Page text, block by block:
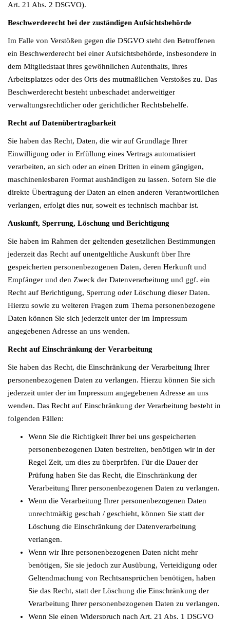
Art. 21 Abs. 2 DSGVO).
Beschwerderecht bei der zuständigen Aufsichtsbehörde
Im Falle von Verstößen gegen die DSGVO steht den Betroffenen
ein Beschwerderecht bei einer Aufsichtsbehörde, insbesondere in
dem Mitgliedstaat ihres gewöhnlichen Aufenthalts, ihres
Arbeitsplatzes oder des Orts des mutmaßlichen Verstoßes zu. Das
Beschwerderecht besteht unbeschadet anderweitiger
verwaltungsrechtlicher oder gerichtlicher Rechtsbehelfe.
Recht auf Datenübertragbarkeit
Sie haben das Recht, Daten, die wir auf Grundlage Ihrer
Einwilligung oder in Erfüllung eines Vertrags automatisiert
verarbeiten, an sich oder an einen Dritten in einem gängigen,
maschinenlesbaren Format aushändigen zu lassen. Sofern Sie die
direkte Übertragung der Daten an einen anderen Verantwortlichen
verlangen, erfolgt dies nur, soweit es technisch machbar ist.
Auskunft, Sperrung, Löschung und Berichtigung
Sie haben im Rahmen der geltenden gesetzlichen Bestimmungen
jederzeit das Recht auf unentgeltliche Auskunft über Ihre
gespeicherten personenbezogenen Daten, deren Herkunft und
Empfänger und den Zweck der Datenverarbeitung und ggf. ein
Recht auf Berichtigung, Sperrung oder Löschung dieser Daten.
Hierzu sowie zu weiteren Fragen zum Thema personenbezogene
Daten können Sie sich jederzeit unter der im Impressum
angegebenen Adresse an uns wenden.
Recht auf Einschränkung der Verarbeitung
Sie haben das Recht, die Einschränkung der Verarbeitung Ihrer
personenbezogenen Daten zu verlangen. Hierzu können Sie sich
jederzeit unter der im Impressum angegebenen Adresse an uns
wenden. Das Recht auf Einschränkung der Verarbeitung besteht in
folgenden Fällen:
Wenn Sie die Richtigkeit Ihrer bei uns gespeicherten
personenbezogenen Daten bestreiten, benötigen wir in der
Regel Zeit, um dies zu überprüfen. Für die Dauer der
Prüfung haben Sie das Recht, die Einschränkung der
Verarbeitung Ihrer personenbezogenen Daten zu verlangen.
Wenn die Verarbeitung Ihrer personenbezogenen Daten
unrechtmäßig geschah / geschieht, können Sie statt der
Löschung die Einschränkung der Datenverarbeitung
verlangen.
Wenn wir Ihre personenbezogenen Daten nicht mehr
benötigen, Sie sie jedoch zur Ausübung, Verteidigung oder
Geltendmachung von Rechtsansprüchen benötigen, haben
Sie das Recht, statt der Löschung die Einschränkung der
Verarbeitung Ihrer personenbezogenen Daten zu verlangen.
Wenn Sie einen Widerspruch nach Art. 21 Abs. 1 DSGVO